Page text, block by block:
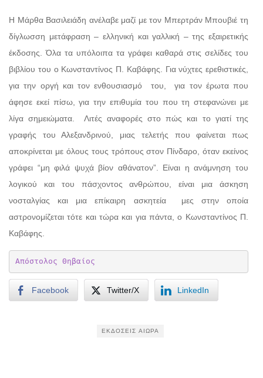
Η Μάρθα Βασιλειάδη ανέλαβε μαζί με τον Μπερτράν Μπουβιέ τη
δίγλωσση μετάφραση – ελληνική και γαλλική – της εξαιρετικής
έκδοσης. Όλα τα υπόλοιπα τα γράφει καθαρά στις σελίδες του
βιβλίου του ο Κωνσταντίνος Π. Καβάφης. Για νύχτες ερεθιστικές,
για την οργή και τον ενθουσιασμό
του,
για τον έρωτα που
άφησε εκεί πίσω, για την επιθυμία του που τη στεφανώνει με
λίγα σημειώματα.
Λιτές αναφορές στο πώς και το γιατί της
γραφής του Αλεξανδρινού, μιας τελετής που φαίνεται πως
αποκρίνεται με όλους τους τρόπους στον Πίνδαρο, όταν εκείνος
γράφει “μη φιλά ψυχά βίον αθάνατον”. Είναι η ανάμνηση του
λογικού και του πάσχοντος ανθρώπου, είναι μια άσκηση
νοσταλγίας και μια επίκαιρη ασκητεία
μες στην οποία
αστρονομίζεται τότε και τώρα και για πάντα, ο Κωνσταντίνος Π.
Καβάφης.
Απόστολος Θηβαίος
Facebook Twitter/X LinkedIn
ΕΚΔΌΣΕΙΣ ΑΙΏΡΑ